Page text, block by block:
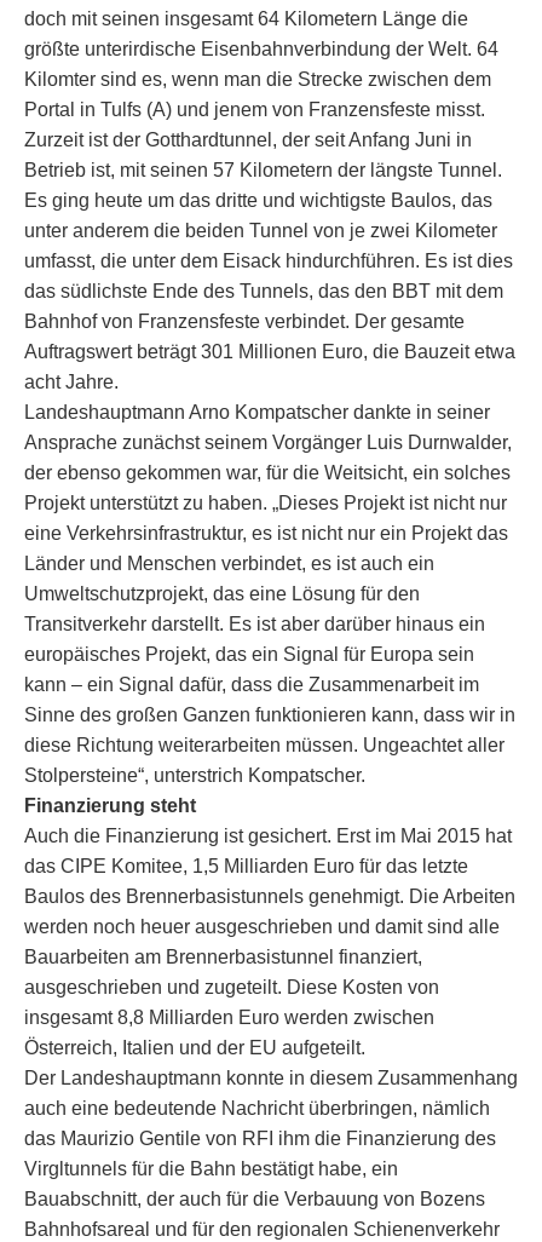
doch mit seinen insgesamt 64 Kilometern Länge die
größte unterirdische Eisenbahnverbindung der Welt. 64
Kilomter sind es, wenn man die Strecke zwischen dem
Portal in Tulfs (A) und jenem von Franzensfeste misst.
Zurzeit ist der Gotthardtunnel, der seit Anfang Juni in
Betrieb ist, mit seinen 57 Kilometern der längste Tunnel.
Es ging heute um das dritte und wichtigste Baulos, das
unter anderem die beiden Tunnel von je zwei Kilometer
umfasst, die unter dem Eisack hindurchführen. Es ist dies
das südlichste Ende des Tunnels, das den BBT mit dem
Bahnhof von Franzensfeste verbindet. Der gesamte
Auftragswert beträgt 301 Millionen Euro, die Bauzeit etwa
acht Jahre.
Landeshauptmann Arno Kompatscher dankte in seiner
Ansprache zunächst seinem Vorgänger Luis Durnwalder,
der ebenso gekommen war, für die Weitsicht, ein solches
Projekt unterstützt zu haben. „Dieses Projekt ist nicht nur
eine Verkehrsinfrastruktur, es ist nicht nur ein Projekt das
Länder und Menschen verbindet, es ist auch ein
Umweltschutzprojekt, das eine Lösung für den
Transitverkehr darstellt. Es ist aber darüber hinaus ein
europäisches Projekt, das ein Signal für Europa sein
kann – ein Signal dafür, dass die Zusammenarbeit im
Sinne des großen Ganzen funktionieren kann, dass wir in
diese Richtung weiterarbeiten müssen. Ungeachtet aller
Stolpersteine“, unterstrich Kompatscher.
Finanzierung steht
Auch die Finanzierung ist gesichert. Erst im Mai 2015 hat
das CIPE Komitee, 1,5 Milliarden Euro für das letzte
Baulos des Brennerbasistunnels genehmigt. Die Arbeiten
werden noch heuer ausgeschrieben und damit sind alle
Bauarbeiten am Brennerbasistunnel finanziert,
ausgeschrieben und zugeteilt. Diese Kosten von
insgesamt 8,8 Milliarden Euro werden zwischen
Österreich, Italien und der EU aufgeteilt.
Der Landeshauptmann konnte in diesem Zusammenhang
auch eine bedeutende Nachricht überbringen, nämlich
das Maurizio Gentile von RFI ihm die Finanzierung des
Virgltunnels für die Bahn bestätigt habe, ein
Bauabschnitt, der auch für die Verbauung von Bozens
Bahnhofsareal und für den regionalen Schienenverkehr